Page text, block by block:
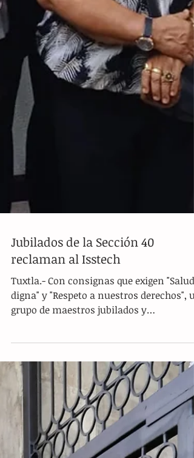
Jubilados de la Sección 40
reclaman al Isstech
grupo de maestros jubilados y
pensionados de la Sección 40 se
este martes frente a las instalaciones del
Instituto de Seguridad Social de los
Trabajadores del Estado de Chiapas
(Isstech), denunciando el colapso de los
servicios médicos y opacidad en el pago